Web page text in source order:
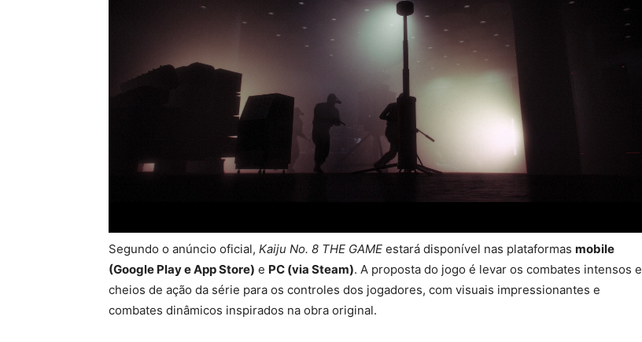
Segundo o anúncio oficial, Kaiju No. 8 THE GAME estará disponível nas plataformas mobile
(Google Play e App Store) e PC (via Steam). A proposta do jogo é levar os combates intensos e
cheios de ação da série para os controles dos jogadores, com visuais impressionantes e
combates dinâmicos inspirados na obra original.